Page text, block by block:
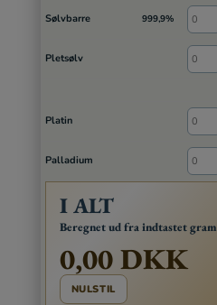
Sølvbarre 999,9%
Pletsølv
Platin
Palladium
I ALT
Beregnet ud fra indtastet gram
0,00 DKK
NULSTIL